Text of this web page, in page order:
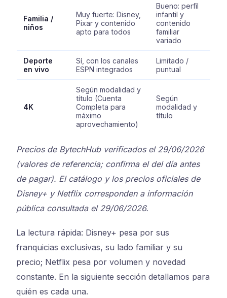
Familia /
niños
Muy fuerte: Disney,
Pixar y contenido
apto para todos
Bueno: perfil
infantil y
contenido
familiar
variado
Deporte
en vivo
Sí, con los canales
ESPN integrados
Limitado /
puntual
4K
Según modalidad y
título (Cuenta
Completa para
máximo
aprovechamiento)
Según
modalidad y
título
Precios de BytechHub verificados el 29/06/2026
(valores de referencia; confirma el del día antes
de pagar). El catálogo y los precios oficiales de
Disney+ y Netflix corresponden a información
pública consultada el 29/06/2026.
La lectura rápida: Disney+ pesa por sus
franquicias exclusivas, su lado familiar y su
precio; Netflix pesa por volumen y novedad
constante. En la siguiente sección detallamos para
quién es cada una.